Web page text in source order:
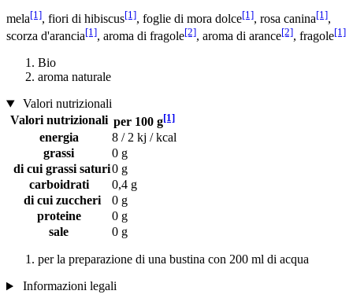
mela[1], fiori di hibiscus[1], foglie di mora dolce[1], rosa canina[1],
scorza d'arancia[1], aroma di fragole[2], aroma di arance[2], fragole[1]
Bio
aroma naturale
Valori nutrizionali
Valori nutrizionali per 100 g[1]
energia
8 / 2 kj / kcal
grassi
0 g
di cui grassi saturi0 g
carboidrati
0,4 g
di cui zuccheri
0 g
proteine
0 g
sale
0 g
per la preparazione di una bustina con 200 ml di acqua
Informazioni legali